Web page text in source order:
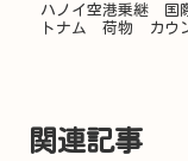
ハノイ空港乗継
トナム 荷物 カウ
関連記事